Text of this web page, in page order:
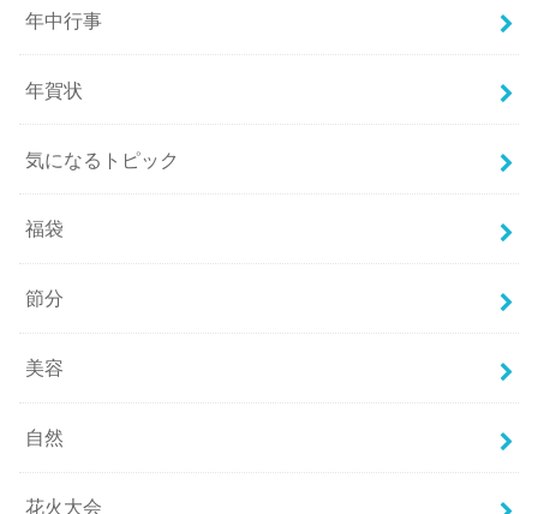
年中行事
年賀状
気になるトピック
福袋
節分
美容
自然
花火大会